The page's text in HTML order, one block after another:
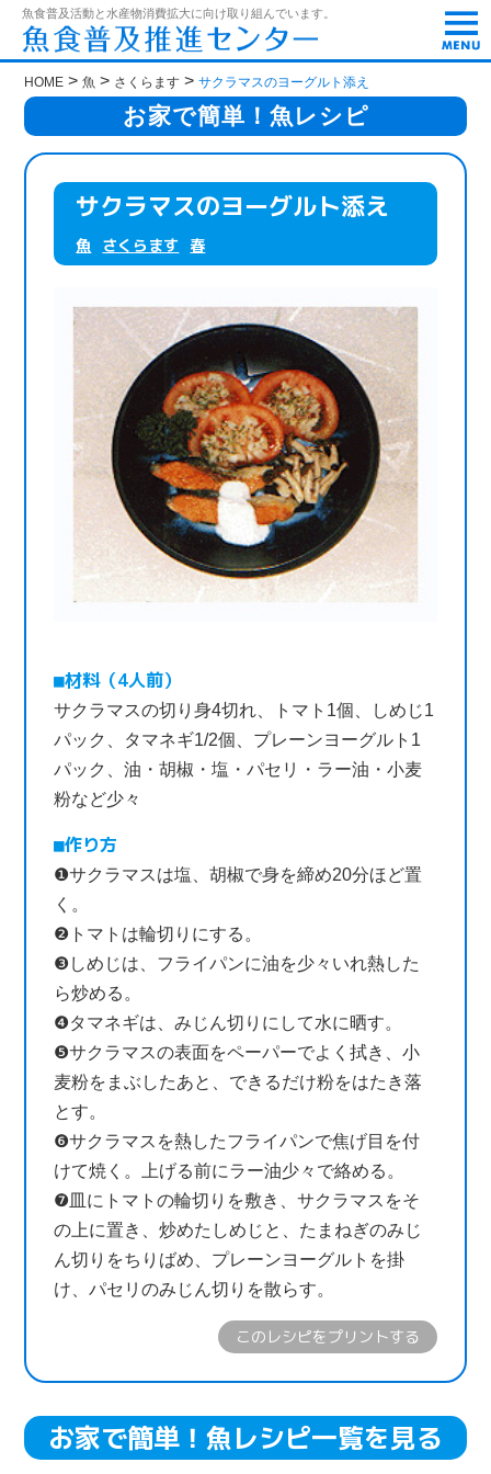
魚食普及活動と水産物消費拡大に向け取り組んでいます。
t
o
g
g
e
n
v
HOME >魚 > さくらます >サクラマスのヨーグルト添え
お家で簡単！魚レシピ
サクラマスのヨーグルト添え
魚 さくらます 春
材料（4人前）
サクラマスの切り身4切れ、トマト1個、しめじ1
パック、タマネギ1/2個、プレーンヨーグルト1
パック、油・胡椒・塩・パセリ・ラー油・小麦
粉など少々
作り方
❶サクラマスは塩、胡椒で身を締め20分ほど置
く。
❷トマトは輪切りにする。
❸しめじは、フライパンに油を少々いれ熱した
ら炒める。
❹タマネギは、みじん切りにして水に晒す。
❺サクラマスの表面をペーパーでよく拭き、小
麦粉をまぶしたあと、できるだけ粉をはたき落
とす。
❻サクラマスを熱したフライパンで焦げ目を付
けて焼く。上げる前にラー油少々で絡める。
❼皿にトマトの輪切りを敷き、サクラマスをそ
の上に置き、炒めたしめじと、たまねぎのみじ
ん切りをちりばめ、プレーンヨーグルトを掛
け、パセリのみじん切りを散らす。
このレシピをプリントする
お家で簡単！魚レシピ一覧を見る